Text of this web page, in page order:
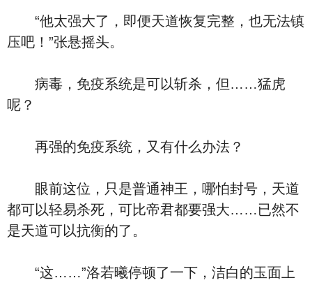
“他太强大了，即便天道恢复完整，也无法镇
压吧！”张悬摇头。
病毒，免疫系统是可以斩杀，但……猛虎
呢？
再强的免疫系统，又有什么办法？
眼前这位，只是普通神王，哪怕封号，天道
都可以轻易杀死，可比帝君都要强大……已然不
是天道可以抗衡的了。
“这……”洛若曦停顿了一下，洁白的玉面上